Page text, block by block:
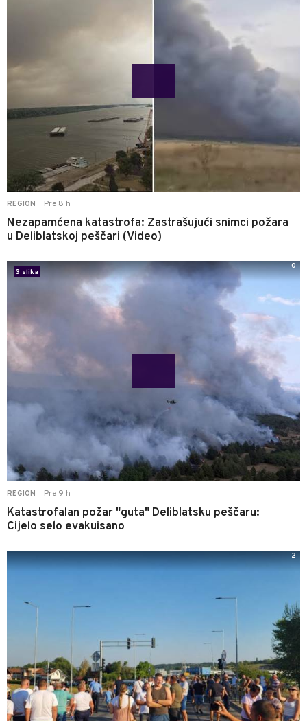
REGION Pre 8 h
Nezapamćena katastrofa: Zastrašujući snimci požara
u Deliblatskoj peščari (Video)
REGION Pre 9 h
Katastrofalan požar "guta" Deliblatsku peščaru:
Cijelo selo evakuisano
3 slika
0
2